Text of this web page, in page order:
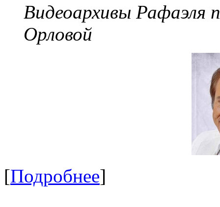
Видеоархивы Рафаэля
Орловой
[Подробнее]